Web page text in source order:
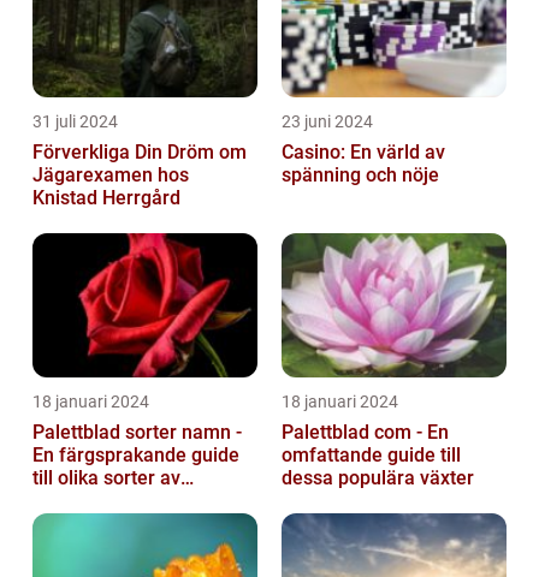
31 juli 2024
Förverkliga Din Dröm om
Jägarexamen hos
Knistad Herrgård
23 juni 2024
Casino: En värld av
spänning och nöje
18 januari 2024
Palettblad sorter namn -
En färgsprakande guide
till olika sorter av
18 januari 2024
Palettblad com - En
omfattande guide till
dessa populära växter